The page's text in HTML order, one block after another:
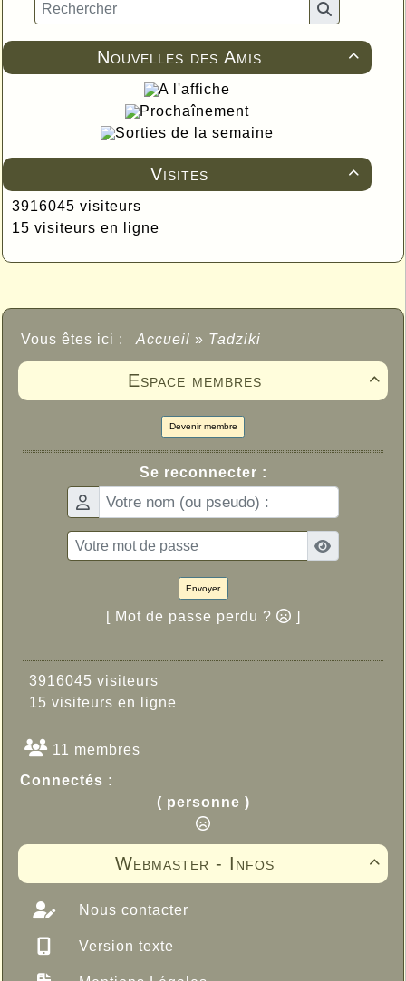

Nouvelles des Amis
A l'affiche
Prochaînement
Sorties de la semaine

Visites
3916045 visiteurs
15 visiteurs en ligne
Vous êtes ici : Accueil » Tadziki

Espace membres
Devenir membre
Se reconnecter :
Envoyer
[ Mot de passe perdu ? ]
3916045 visiteurs
15 visiteurs en ligne
11 membres
Connectés :
( personne )

Webmaster - Infos
Nous contacter
Version texte